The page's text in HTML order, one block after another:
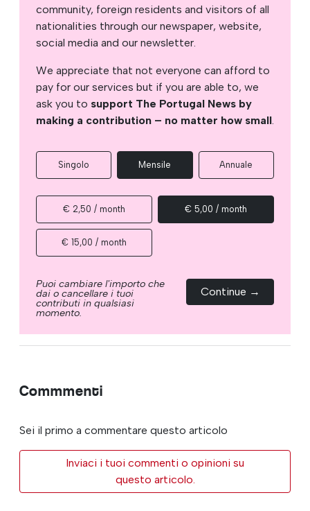
community, foreign residents and visitors of all
nationalities through our newspaper, website,
social media and our newsletter.
We appreciate that not everyone can afford to
pay for our services but if you are able to, we
ask you to support The Portugal News by
making a contribution – no matter how small.
Singolo Mensile Annuale
€ 2,50 / month € 5,00 / month
€ 15,00 / month
Puoi cambiare l'importo che
dai o cancellare i tuoi
contributi in qualsiasi
momento.
Continue →
Commmenti
Sei il primo a commentare questo articolo
Inviaci i tuoi commenti o opinioni su
questo articolo.